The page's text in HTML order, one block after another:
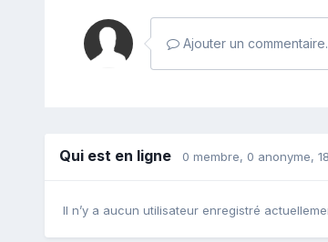
Ajouter un
Qui est en ligne 0 membre, 0 anonyme,
Il n’y a aucun utilisateur enregistré